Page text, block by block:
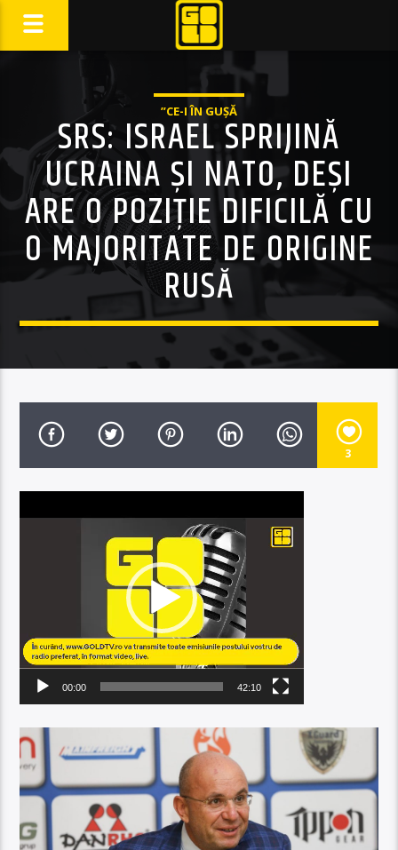
”CE-I ÎN GUȘĂ
SRS: ISRAEL SPRIJINĂ
UCRAINA ȘI NATO, DEȘI
ARE O POZIȚIE DIFICILĂ CU
O MAJORITATE DE ORIGINE
RUSĂ
3
video
00:00 42:10